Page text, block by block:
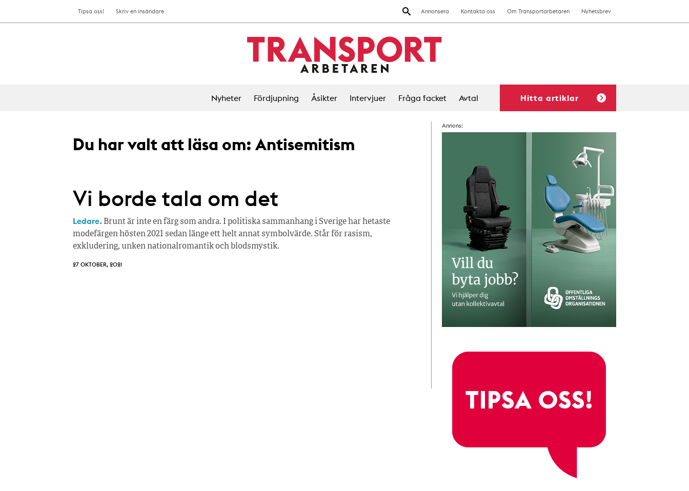
Annonsera Kontakta oss Om Transportarbetaren Nyhetsbrev
Tipsa oss! Skriv en insändare
Nyheter Fördjupning Åsikter Intervjuer Fråga facket Avtal Hitta artiklar
Du har valt att läsa om:Antisemitism
Vi borde tala om det
Ledare. Brunt är inte en färg som andra. I politiska sammanhang i Sverige har hetaste
modefärgen hösten 2021 sedan länge ett helt annat symbolvärde. Står för rasism,
exkludering, unken nationalromantik och blodsmystik.
27 OKTOBER, 2021
Annons: